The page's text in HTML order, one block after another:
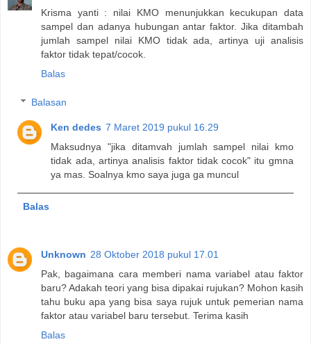
Krisma yanti : nilai KMO menunjukkan kecukupan data
sampel dan adanya hubungan antar faktor. Jika ditambah
jumlah sampel nilai KMO tidak ada, artinya uji analisis
faktor tidak tepat/cocok.
Balas
Balasan
Ken dedes 7 Maret 2019 pukul 16.29
Maksudnya "jika ditamvah jumlah sampel nilai kmo
tidak ada, artinya analisis faktor tidak cocok" itu gmna
ya mas. Soalnya kmo saya juga ga muncul
Balas
Unknown 28 Oktober 2018 pukul 17.01
Pak, bagaimana cara memberi nama variabel atau faktor
baru? Adakah teori yang bisa dipakai rujukan? Mohon kasih
tahu buku apa yang bisa saya rujuk untuk pemerian nama
faktor atau variabel baru tersebut. Terima kasih
Balas